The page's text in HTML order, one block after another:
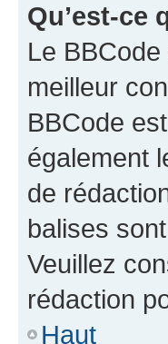
Qu’est-ce
Le
meilleur
BBCode
également
de
balises
Veuillez
rédaction
Haut